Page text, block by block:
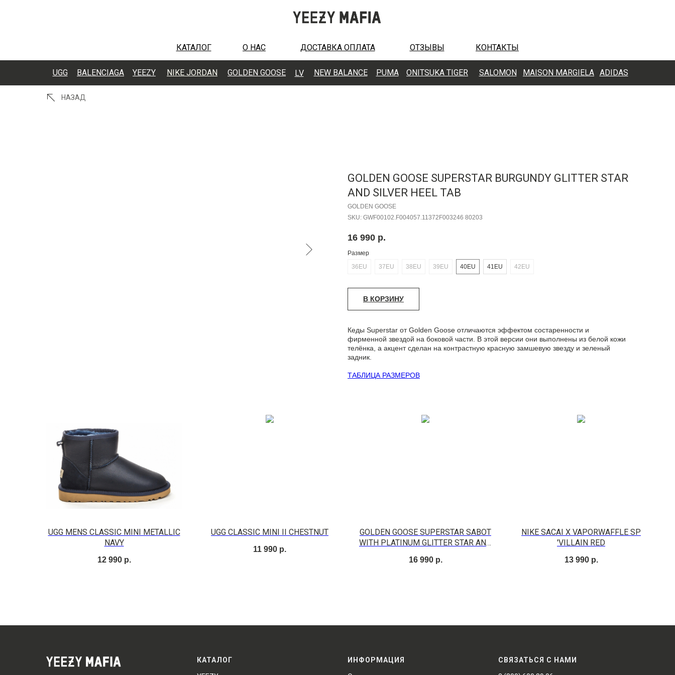
КАТАЛОГ О НАС ДОСТАВКА ОПЛАТА ОТЗЫВЫ КОНТАКТЫ
MAISON MARGIELA
LV
YEEZY ONITSUKA TIGER SALOMON ADIDAS
PUMA
NEW BALANCE
GOLDEN GOOSE
NIKE JORDAN
UGG BALENCIAGA
НАЗАД
GOLDEN GOOSE SUPERSTAR BURGUNDY GLITTER STAR
AND SILVER HEEL TAB
GOLDEN GOOSE
SKU: GWF00102.F004057.11372F003246 80203
16 990 р.
Размер
36EU
37EU 38EU 39EU 40EU 41EU 42EU
В КОРЗИНУ
Кеды Superstar от Golden Goose отличаются эффектом состаренности и
фирменной звездой на боковой части. В этой версии они выполнены из белой кожи
телёнка, а акцент сделан на контрастную красную замшевую звезду и зеленый
задник.
ТАБЛИЦА РАЗМЕРОВ
UGG MENS CLASSIC MINI METALLIC
NAVY
12 990 р.
UGG CLASSIC MINI II CHESTNUT
11 990 р.
GOLDEN GOOSE SUPERSTAR SABOT
WITH PLATINUM GLITTER STAR AND
16 990 р.
NIKE SACAI X VAPORWAFFLE SP
'VILLAIN RED
13 990 р.
КАТАЛОГ ИНФОРМАЦИЯ СВЯЗАТЬСЯ С НАМИ